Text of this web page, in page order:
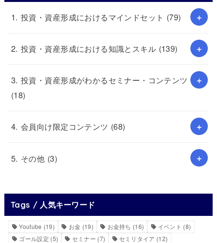
1. 投資・資産形成におけるマインドセット (79)
2. 投資・資産形成における知識とスキル (139)
3. 投資・資産形成がわかるセミナー・コンテンツ
(18)
4. 会員向け限定コンテンツ (68)
5. その他 (3)
Tags / 人気キーワード
Youtube (19) お金 (19) お金持ち (16) イベント (8)
ゴール設定 (5) セミナー (7) セミリタイア (12)